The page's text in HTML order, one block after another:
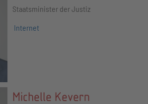
Staatsminister der Justiz
Internet
Michelle Kevern